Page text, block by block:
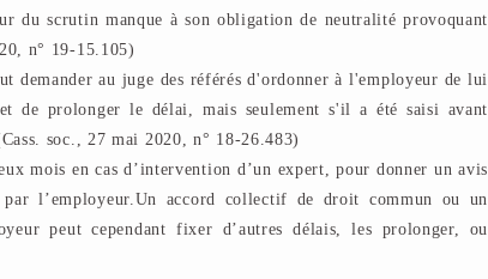
du scrutin manque à son obligation de neutralité provoquant
n° 19-15.105)
demander au juge des référés d'ordonner à l'employeur de lui
de prolonger le délai, mais seulement s'il a été saisi avant
soc., 27 mai 2020, n° 18-26.483)
mois en cas d’intervention d’un expert, pour donner un avis
l’employeur.Un accord collectif de droit commun ou un
peut cependant fixer d’autres délais, les prolonger, ou